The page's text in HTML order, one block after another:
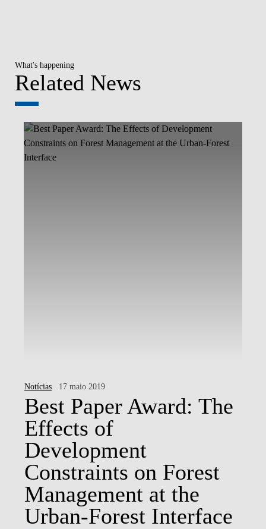
What's happening
Related News
Notícias . 17 maio 2019
Best Paper Award: The
Effects of
Development
Constraints on Forest
Management at the
Urban-Forest Interface